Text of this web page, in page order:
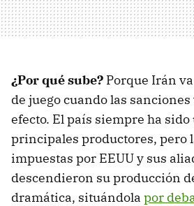
¿Por qué sube? Porque Irán
de juego cuando las
efecto. El país siempre ha sido
principales productores, pero
impuestas por EEUU y sus
descendieron su producción
dramática, situándola por